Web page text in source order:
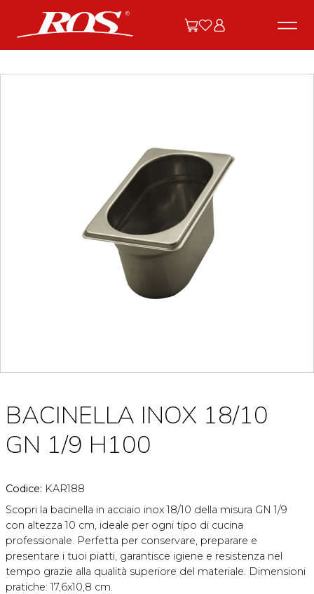
BACINELLA INOX 18/10
GN 1/9 H100
Codice: KAR188
Scopri la bacinella in acciaio inox 18/10 della misura GN 1/9
con altezza 10 cm, ideale per ogni tipo di cucina
professionale. Perfetta per conservare, preparare e
presentare i tuoi piatti, garantisce igiene e resistenza nel
tempo grazie alla qualità superiore del materiale. Dimensioni
pratiche: 17,6x10,8 cm.